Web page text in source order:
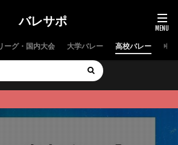
バレサポ
ーグ・国内大会 大学バレー 高校バレー 中